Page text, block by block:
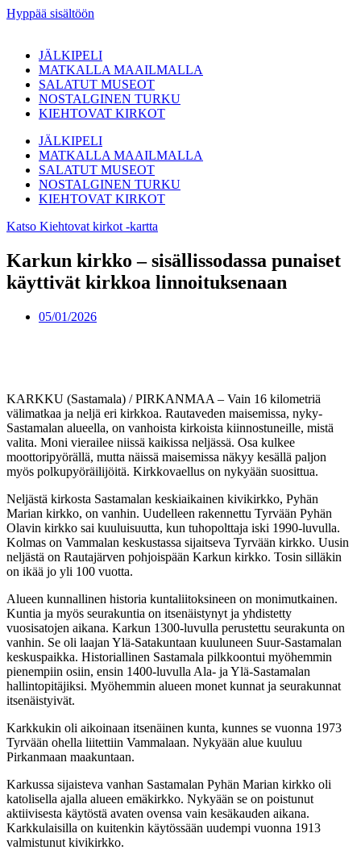
Hyppää sisältöön
JÄLKIPELI
MATKALLA MAAILMALLA
SALATUT MUSEOT
NOSTALGINEN TURKU
KIEHTOVAT KIRKOT
JÄLKIPELI
MATKALLA MAAILMALLA
SALATUT MUSEOT
NOSTALGINEN TURKU
KIEHTOVAT KIRKOT
Katso Kiehtovat kirkot -kartta
Karkun kirkko – sisällissodassa punaiset
käyttivät kirkkoa linnoituksenaan
05/01/2026
KARKKU (Sastamala) / PIRKANMAA – Vain 16 kilometriä
välimatkaa ja neljä eri kirkkoa. Rautaveden maisemissa, nyky-
Sastamalan alueella, on vanhoista kirkoista kiinnostuneille, mistä
valita. Moni vierailee niissä kaikissa neljässä. Osa kulkee
moottoripyörällä, mutta näissä maisemissa näkyy kesällä paljon
myös polkupyöräilijöitä. Kirkkovaellus on nykyään suosittua.
Neljästä kirkosta Sastamalan keskiaikainen kivikirkko, Pyhän
Marian kirkko, on vanhin. Uudelleen rakennettu Tyrvään Pyhän
Olavin kirkko sai kuuluisuutta, kun tuhopolttaja iski 1990-luvulla.
Kolmas on Vammalan keskustassa sijaitseva Tyrvään kirkko. Uusin
neljästä on Rautajärven pohjoispään Karkun kirkko. Tosin silläkin
on ikää jo yli 100 vuotta.
Alueen kunnallinen historia kuntaliitoksineen on monimutkainen.
Kuntia ja myös seurakuntia on itsenäistynyt ja yhdistetty
vuosisatojen aikana. Karkun 1300-luvulla perustettu seurakunta on
vanhin. Se oli laajan Ylä-Satakuntaan kuuluneen Suur-Sastamalan
keskuspaikka. Historiallinen Sastamala pilkkoontui myöhemmin
pienempiin osiin, ensin 1400-luvulla Ala- ja Ylä-Sastamalan
hallintopitäjiksi. Myöhemmin alueen monet kunnat ja seurakunnat
itsenäistyivät.
Karkkukin oli aikoinaan itsenäinen kunta, kunnes se vuonna 1973
Tyrvään ohella liitettiin Vammalaan. Nykyään alue kuuluu
Pirkanmaan maakuntaan.
Karkussa sijaisteva vanhan Sastamalan Pyhän Marian kirkko oli
katolisella ajalla alueen emäkirkko. Nykyään se on poistunut
aktiivisesta käytöstä avaten ovensa vain kesäkauden aikana.
Karkkulaisilla on kuitenkin käytössään uudempi vuonna 1913
valmistunut kivikirkko.